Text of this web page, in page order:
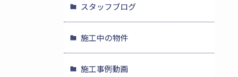
スタッフブログ
施工中の物件
施工事例動画